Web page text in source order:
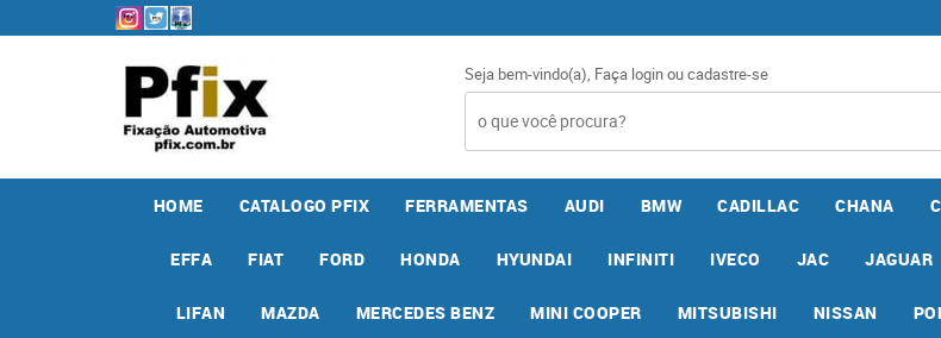
Seja bem-vindo(a), Faça loginoucadastre-se
HOME CATALOGO PFIX FERRAMENTAS AUDI BMW CADILLAC CHANA
EFFA FIAT FORD HONDA HYUNDAI INFINITI IVECO JAC JAGUAR
LIFAN MAZDA MERCEDES BENZ MINI COOPER MITSUBISHI NISSAN